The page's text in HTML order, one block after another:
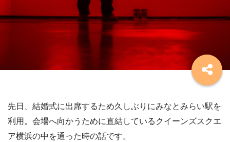
先日、結婚式に出席するため久しぶりにみなとみらい駅を
利用。会場へ向かうために直結しているクイーンズスクエ
ア横浜の中を通った時の話です。